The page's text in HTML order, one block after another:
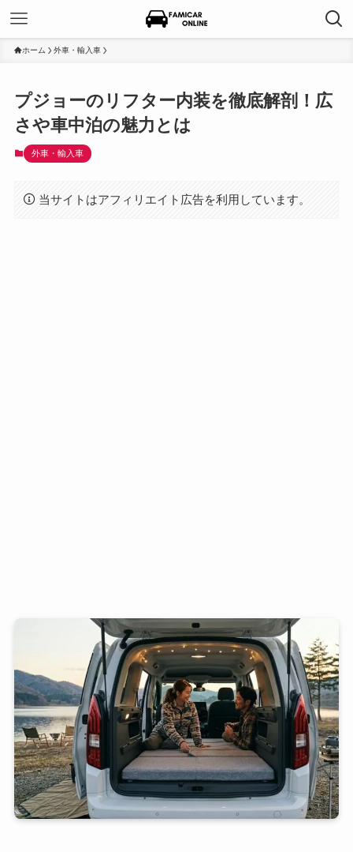
ホーム 外車・輸入車
プジョーのリフター内装を徹底解剖！広
さや車中泊の魅力とは
外車・輸入車
当サイトはアフィリエイト広告を利用しています。